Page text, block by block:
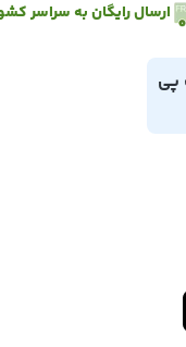
ارسال رایگان به سراسر
پی